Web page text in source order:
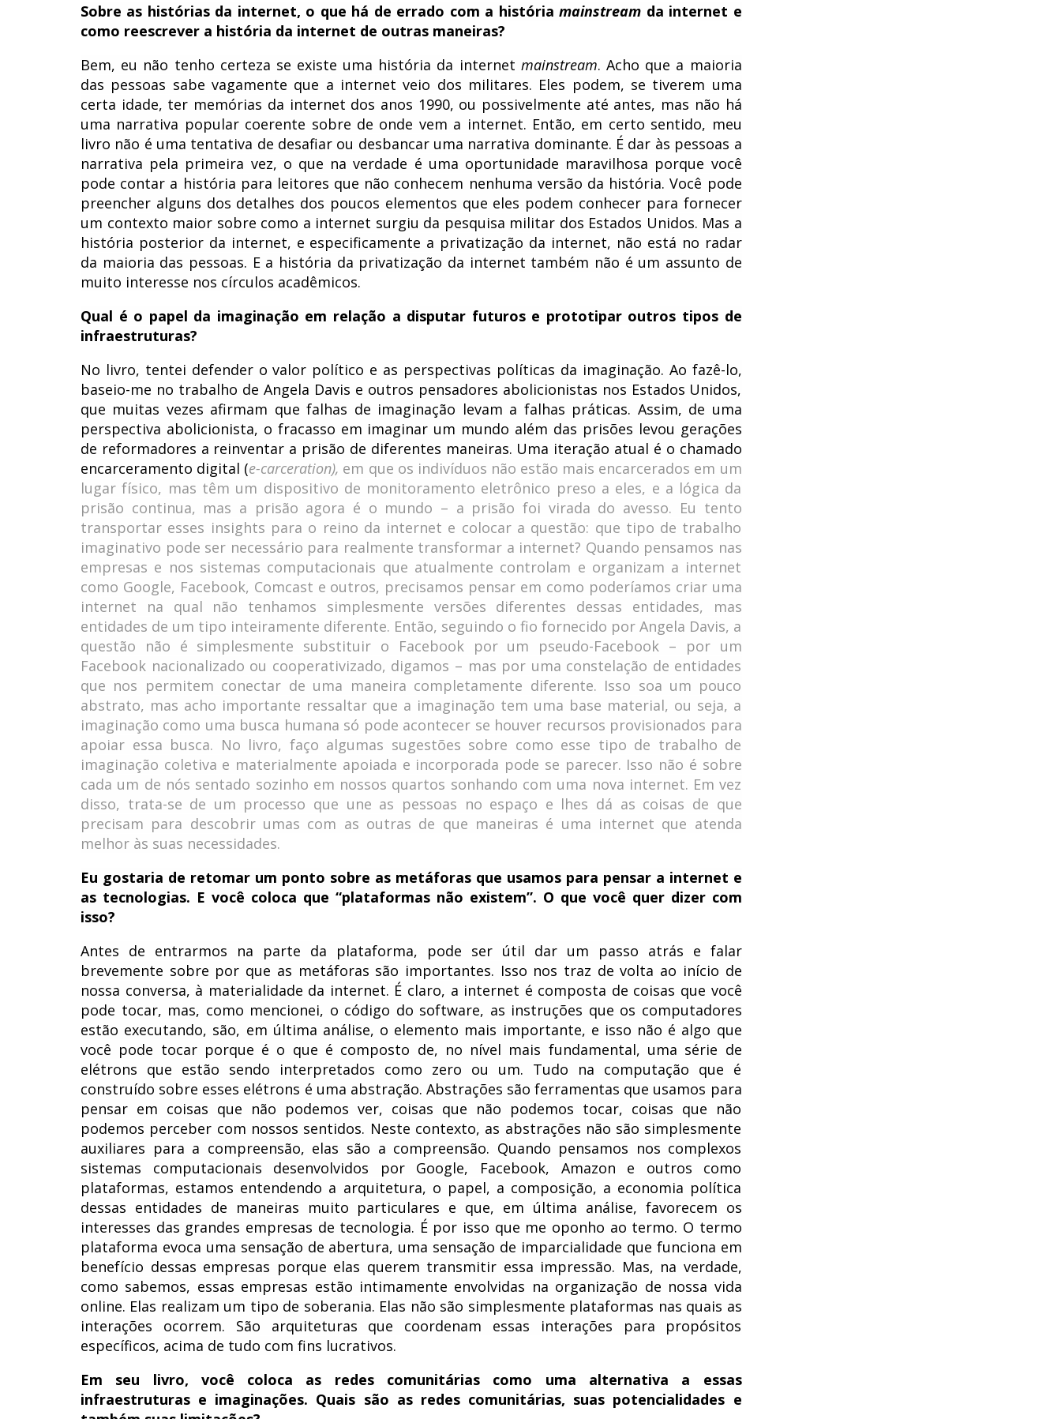
Sobre as histórias da internet, o que há de errado com a históriamainstream da internet e
como reescrever a história da internet de outras maneiras?
Bem, eu não tenho certeza se existe uma história da internet mainstream. Acho que a maioria
das pessoas sabe vagamente que a internet veio dos militares. Eles podem, se tiverem uma
certa idade, ter memórias da internet dos anos 1990, ou possivelmente até antes, mas não há
uma narrativa popular coerente sobre de onde vem a internet. Então, em certo sentido, meu
livro não é uma tentativa de desafiar ou desbancar uma narrativa dominante. É dar às pessoas a
narrativa pela primeira vez, o que na verdade é uma oportunidade maravilhosa porque você
pode contar a história para leitores que não conhecem nenhuma versão da história. Você pode
preencher alguns dos detalhes dos poucos elementos que eles podem conhecer para fornecer
um contexto maior sobre como a internet surgiu da pesquisa militar dos Estados Unidos. Mas a
história posterior da internet, e especificamente a privatização da internet, não está no radar
da maioria das pessoas. E a história da privatização da internet também não é um assunto de
muito interesse nos círculos acadêmicos.
Qual é o papel da imaginação em relação a disputar futuros e prototipar outros tipos de
infraestruturas?
No livro, tentei defender o valor político e as perspectivas políticas da imaginação. Ao fazê-lo,
baseio-me no trabalho de Angela Davis e outros pensadores abolicionistas nos Estados Unidos,
que muitas vezes afirmam que falhas de imaginação levam a falhas práticas. Assim, de uma
perspectiva abolicionista, o fracasso em imaginar um mundo além das prisões levou gerações
de reformadores a reinventar a prisão de diferentes maneiras. Uma iteração atual é o chamado
encarceramento digital (e-carceration), em que os indivíduos não estão mais encarcerados em um
lugar físico, mas têm um dispositivo de monitoramento eletrônico preso a eles, e a lógica da
prisão continua, mas a prisão agora é o mundo – a prisão foi virada do avesso. Eu tento
transportar esses insights para o reino da internet e colocar a questão: que tipo de trabalho
imaginativo pode ser necessário para realmente transformar a internet? Quando pensamos nas
empresas e nos sistemas computacionais que atualmente controlam e organizam a internet
como Google, Facebook, Comcast e outros, precisamos pensar em como poderíamos criar uma
internet na qual não tenhamos simplesmente versões diferentes dessas entidades, mas
entidades de um tipo inteiramente diferente. Então, seguindo o fio fornecido por Angela Davis, a
questão não é simplesmente substituir o Facebook por um pseudo-Facebook – por um
Facebook nacionalizado ou cooperativizado, digamos – mas por uma constelação de entidades
que nos permitem conectar de uma maneira completamente diferente. Isso soa um pouco
abstrato, mas acho importante ressaltar que a imaginação tem uma base material, ou seja, a
imaginação como uma busca humana só pode acontecer se houver recursos provisionados para
apoiar essa busca. No livro, faço algumas sugestões sobre como esse tipo de trabalho de
imaginação coletiva e materialmente apoiada e incorporada pode se parecer. Isso não é sobre
cada um de nós sentado sozinho em nossos quartos sonhando com uma nova internet. Em vez
disso, trata-se de um processo que une as pessoas no espaço e lhes dá as coisas de que
precisam para descobrir umas com as outras de que maneiras é uma internet que atenda
melhor às suas necessidades.
Eu gostaria de retomar um ponto sobre as metáforas que usamos para pensar a internet e
as tecnologias. E você coloca que “plataformas não existem”. O que você quer dizer com
isso?
Antes de entrarmos na parte da plataforma, pode ser útil dar um passo atrás e falar
brevemente sobre por que as metáforas são importantes. Isso nos traz de volta ao início de
nossa conversa, à materialidade da internet. É claro, a internet é composta de coisas que você
pode tocar, mas, como mencionei, o código do software, as instruções que os computadores
estão executando, são, em última análise, o elemento mais importante, e isso não é algo que
você pode tocar porque é o que é composto de, no nível mais fundamental, uma série de
elétrons que estão sendo interpretados como zero ou um. Tudo na computação que é
construído sobre esses elétrons é uma abstração. Abstrações são ferramentas que usamos para
pensar em coisas que não podemos ver, coisas que não podemos tocar, coisas que não
podemos perceber com nossos sentidos. Neste contexto, as abstrações não são simplesmente
auxiliares para a compreensão, elas são a compreensão. Quando pensamos nos complexos
sistemas computacionais desenvolvidos por Google, Facebook, Amazon e outros como
plataformas, estamos entendendo a arquitetura, o papel, a composição, a economia política
dessas entidades de maneiras muito particulares e que, em última análise, favorecem os
interesses das grandes empresas de tecnologia. É por isso que me oponho ao termo. O termo
plataforma evoca uma sensação de abertura, uma sensação de imparcialidade que funciona em
benefício dessas empresas porque elas querem transmitir essa impressão. Mas, na verdade,
como sabemos, essas empresas estão intimamente envolvidas na organização de nossa vida
online. Elas realizam um tipo de soberania. Elas não são simplesmente plataformas nas quais as
interações ocorrem. São arquiteturas que coordenam essas interações para propósitos
específicos, acima de tudo com fins lucrativos.
Em seu livro, você coloca as redes comunitárias como uma alternativa a essas
infraestruturas e imaginações. Quais são as redes comunitárias, suas potencialidades e